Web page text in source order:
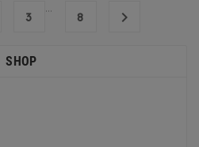
3
…
8 
SHOP